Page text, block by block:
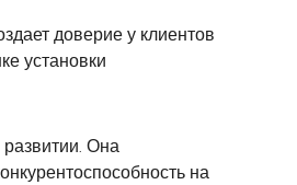
доверие у клиентов
установки
Она
на